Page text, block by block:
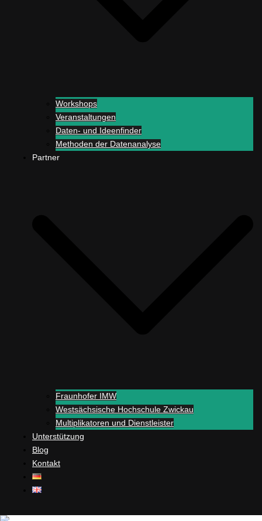
Workshops
Veranstaltungen
Daten- und Ideenfinder
Methoden der Datenanalyse
Partner
Fraunhofer IMW
Westsächsische Hochschule Zwickau
Multiplikatoren und Dienstleister
Unterstützung
Blog
Kontakt